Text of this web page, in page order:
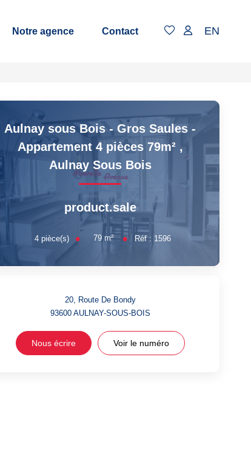
Notre agence Contact EN
Aulnay sous Bois - Gros Saules -
Appartement 4 pièces 79m² ,
Aulnay Sous Bois
product.sale
4 pièce(s) 79m² Réf : 1596
20, Route De Bondy
93600 AULNAY-SOUS-BOIS
Nous écrire Voir le numéro